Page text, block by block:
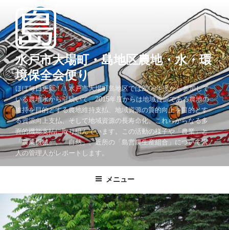
テ
ン
ツ
へ
ス
キ
ッ
プ
水戸市大場町・島地区農地・水・環
境保全会便り
ほぼ毎日更新！！水戸市大場町島地区では2009年度から参加して
いる農地水から引続いて、2015年度からは地域資源である農地の
維持を目的とする農地維持支払、地域資源の質的向上を目的とす
る資源向上支払、そして地域資源の長寿命化、これらからなる多
面的機能支払に取り組んでいます。この活動の様子や「農業」と
「農業機械」、「自然」、近所の「島営農生産組合」について素
人の管理人がレポートします。
メニュー